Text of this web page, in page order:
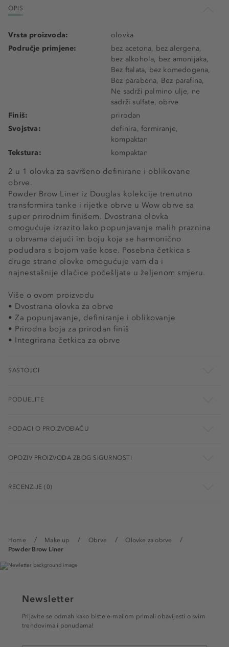
Home Make up Obrve
Olovke za obrve
Powder Brow Liner
OPIS
2 u 1 olovka za savršeno definirane i oblikovane
obrve.
Powder Brow Liner iz Douglas kolekcije trenutno
transformira tanke i rijetke obrve u Wow obrve sa
super prirodnim finišem. Dvostrana olovka
omogućuje izrazito lako popunjavanje malih praznina
u obrvama dajući im boju koja se harmonično
podudara s bojom vaše kose. Posebna četkica s
druge strane olovke omogućuje vam da i
najnestašnije dlačice počešljate u željenom smjeru.
Više o ovom proizvodu
• Dvostrana olovka za obrve
• Za popunjavanje, definiranje i oblikovanje
• Prirodna boja za prirodan finiš
• Integrirana četkica za obrve
Vrsta proizvoda:
olovka
Područje primjene:
bez acetona, bez alergena,
bez alkohola, bez amonijaka,
Bez ftalata, bez komedogena,
Bez parabena, Bez parafina,
Ne sadrži palmino ulje, ne
sadrži sulfate, obrve
Finiš:
prirodan
Svojstva:
definira, formiranje,
kompaktan
Tekstura:
kompaktan
SASTOJCI
PODIJELITE
PODACI O PROIZVOĐAČU
OPOZIV PROIZVODA ZBOG SIGURNOSTI
RECENZIJE (0)
Newsletter
Prijavite se odmah kako biste e-mailom primali obavijesti o svim
trendovima i ponudama!